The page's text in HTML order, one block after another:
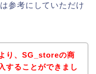
参考にしていただけ
り、SG_storeの商
することができまし